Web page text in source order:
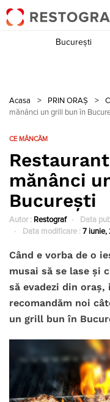
București
Acasa > PRIN ORAȘ >
mănânci un grill bun în
CE MÂNCĂM
mănânci
București
Autor : Restograf Data
Data modificare : 7 iunie,
Când e vorba de o
musai să se lase și
să evadezi din
recomandăm noi
un grill bun în